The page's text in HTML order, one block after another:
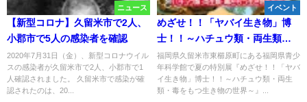
ニュース
【新型コロナ】久留米市で2人、
小郡市で5人の感染者を確認
2020年7月31日（金）、新型コロナウイル
スの感染者が久留米市で2人、小郡市で1
人確認されました。 久留米市で感染が確
認されたのは、20...
イベント
めざせ！！「ヤバイ生き物」博
士！！～ハチュウ類・両生類・
毒をもつ生き物の世界～ 生き
物について学ぶことができる夏
の特別展！
福岡県久留米市東櫛原町にある福岡県青少
年科学館で夏の特別展『めざせ！！「ヤバ
イ生き物」博士！！～ハチュウ類・両生
類・毒をもつ生き物の世界～』...